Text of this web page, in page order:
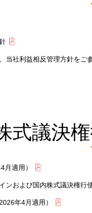
社利益相反管理方針をご
式議決
適用）
および国内株式議決権行
年4月適用）